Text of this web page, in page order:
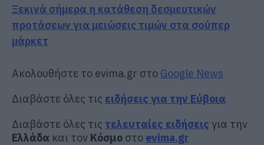
Ξεκινά σήμερα η κατάθεση δεσμευτικών
προτάσεων για μειώσεις τιμών στα σούπερ
μάρκετ
Ακολουθήστε το evima.gr στο Google News
Διαβάστε όλες τις ειδήσεις για την Εύβοια
Διαβάστε όλες τις τελευταίες ειδήσεις για την
Ελλάδα και τον Κόσμο στο evima.gr